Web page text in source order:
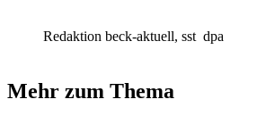
Redaktion beck-aktuell, sst dpa
Mehr zum Thema